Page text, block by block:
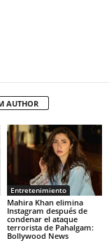
AUTHOR
Entretenimiento
Mahira Khan elimina
Instagram después de
condenar el ataque
terrorista de Pahalgam:
Bollywood News